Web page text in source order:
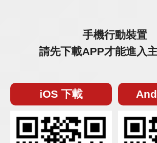
手機行動裝置
請先下載APP才能進入
iOS 下載